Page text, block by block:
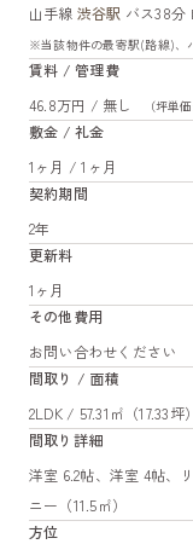
山手線 渋谷駅 バス38分
※当該物件の最寄駅(路線)、
賃料 / 管理費
46.8万円 / 無し
（坪単
敷金 / 礼金
1ヶ月 / 1ヶ月
契約期間
2年
更新料
1ヶ月
その他費用
お問い合わせください
間取り / 面積
2LDK / 57.31㎡（17.33坪）
間取り詳細
洋室 6.2帖、洋室 4帖、
ニー（11.5㎡）
方位